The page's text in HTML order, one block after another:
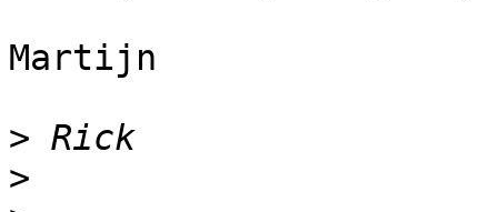
Martijn
>
>